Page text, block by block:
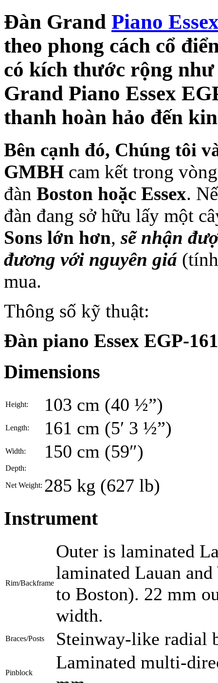
Đàn Grand Piano
theo phong cách cổ
có kích thước rộng
Grand Piano Essex
thanh hoàn hảo đến
Bên cạnh đó, Chúng tôi
GMBH cam kết trong
đàn Boston hoặc Essex.
đàn đang sở hữu lấy một
Sons lớn hơn,sẽ nhận
đương với nguyên giá
mua.
Thông số kỹ thuật:
Đàn piano Essex EGP-
Dimensions
Height: 103 cm (40 ½”)
Length: 161 cm (5′ 3 ½”)
Width: 150 cm (59″)
Depth:
Net Weight: 285 kg (627 lb)
Instrument
Rim/Backframe
Outer is laminated
laminated Lauan
to Boston). 22 mm
width.
Braces/Posts Steinway-like radial
Pinblock
Laminated multi-